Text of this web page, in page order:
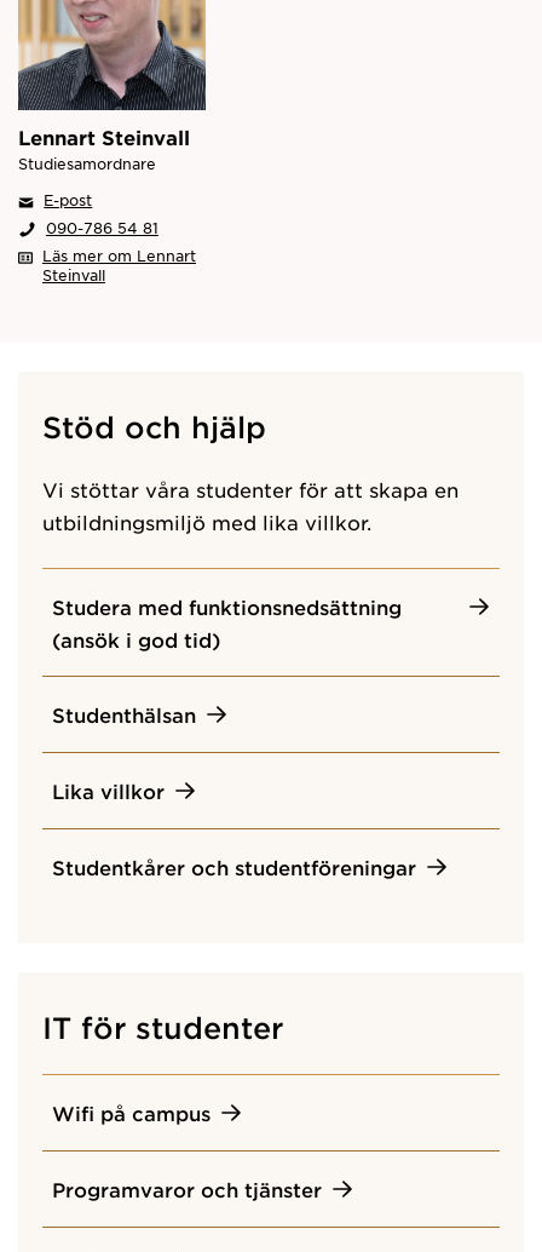
Lennart Steinvall
Studiesamordnare
E-post
090-786 54 81
Läs mer om Lennart
Steinvall
Stöd och hjälp
Vi stöttar våra studenter för att skapa en
utbildningsmiljö med lika villkor.
Studera med funktionsnedsättning
(ansök i god tid)
Studenthälsan
Lika villkor
Studentkårer och studentföreningar
IT för studenter
Wifi på campus
Programvaror och tjänster